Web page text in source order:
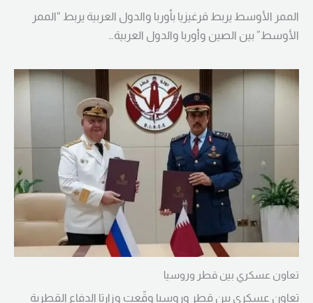
الممر الأوسط يربط قرغيزيا بأوربا والدول العربية يربط “الممر
الأوسط” بين الصين وأوربا والدول العربية…
تعاون عسكري بين قطر وروسيا
تعاون عسكري بين قطر وروسيا وقّعت وزارتا الدفاع القطرية